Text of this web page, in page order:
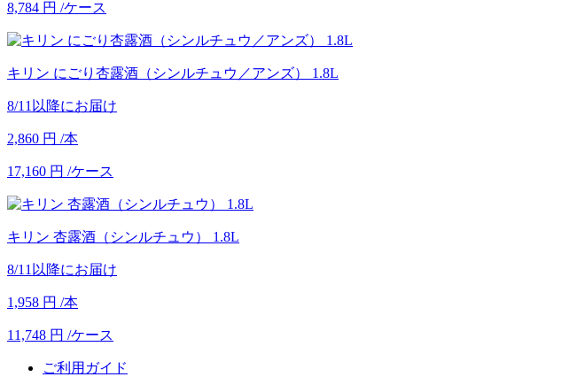
8,784 円 /ケース
キリン にごり杏露酒（シンルチュウ／アンズ） 1.8L
8/11以降にお届け
2,860 円 /本
17,160 円 /ケース
キリン 杏露酒（シンルチュウ） 1.8L
8/11以降にお届け
1,958 円 /本
11,748 円 /ケース
ご利用ガイド